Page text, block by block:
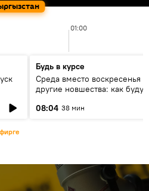
01:00
Будь в курсе
Среда вместо воскресенья и
другие новшества: как будут
08:04 38 мин